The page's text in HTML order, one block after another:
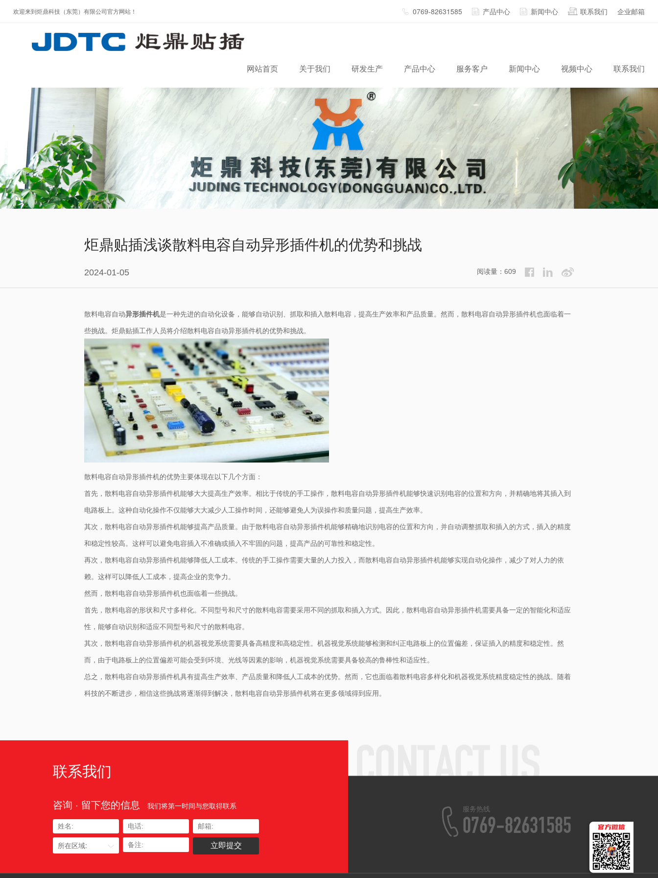
欢迎来到炬鼎科技（东莞）有限公司官方网站！ 0769-82631585 产品中心 新闻中心 联系我们 企业邮箱
网站首页 关于我们 研发生产 产品中心 服务客户 新闻中心 视频中心 联系我们
炬鼎贴插浅谈散料电容自动异形插件机的优势和挑战
2024-01-05 阅读量：609
散料电容自动异形插件机是一种先进的自动化设备，能够自动识别、抓取和插入散料电容，提高生产效率和产品质量。然而，散料电容自动异形插件机也面临着一
些挑战。炬鼎贴插工作人员将介绍散料电容自动异形插件机的优势和挑战。
散料电容自动异形插件机的优势主要体现在以下几个方面：
首先，散料电容自动异形插件机能够大大提高生产效率。相比于传统的手工操作，散料电容自动异形插件机能够快速识别电容的位置和方向，并精确地将其插入到
电路板上。这种自动化操作不仅能够大大减少人工操作时间，还能够避免人为误操作和质量问题，提高生产效率。
其次，散料电容自动异形插件机能够提高产品质量。由于散料电容自动异形插件机能够精确地识别电容的位置和方向，并自动调整抓取和插入的方式，插入的精度
和稳定性较高。这样可以避免电容插入不准确或插入不牢固的问题，提高产品的可靠性和稳定性。
再次，散料电容自动异形插件机能够降低人工成本。传统的手工操作需要大量的人力投入，而散料电容自动异形插件机能够实现自动化操作，减少了对人力的依
赖。这样可以降低人工成本，提高企业的竞争力。
然而，散料电容自动异形插件机也面临着一些挑战。
首先，散料电容的形状和尺寸多样化。不同型号和尺寸的散料电容需要采用不同的抓取和插入方式。因此，散料电容自动异形插件机需要具备一定的智能化和适应
性，能够自动识别和适应不同型号和尺寸的散料电容。
其次，散料电容自动异形插件机的机器视觉系统需要具备高精度和高稳定性。机器视觉系统能够检测和纠正电路板上的位置偏差，保证插入的精度和稳定性。然
而，由于电路板上的位置偏差可能会受到环境、光线等因素的影响，机器视觉系统需要具备较高的鲁棒性和适应性。
总之，散料电容自动异形插件机具有提高生产效率、产品质量和降低人工成本的优势。然而，它也面临着散料电容多样化和机器视觉系统精度稳定性的挑战。随着
科技的不断进步，相信这些挑战将逐渐得到解决，散料电容自动异形插件机将在更多领域得到应用。
联系我们
咨询 · 留下您的信息 我们将第一时间与您取得联系
所在区域:
服务热线
0769-82631585